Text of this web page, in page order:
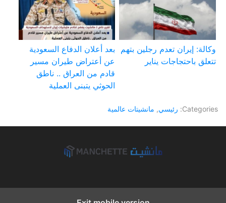
وكالة: إيران تعدم رجلين بتهم
تتعلق باحتجاجات يناير
بعد أعلان الدفاع السعودية
عن أعتراض طيران مسير
قادم من العراق .. ناطق
الحوثي يتبنى العملية
Categories: رئيسي, مانشيتات عالمية